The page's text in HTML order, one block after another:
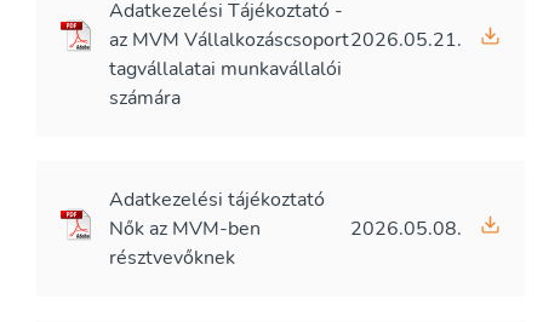
Adatkezelési Tájékoztató -
az MVM Vállalkozáscsoport
tagvállalatai munkavállalói
számára
2026.05.21.
Adatkezelési tájékoztató
Nők az MVM-ben
résztvevőknek
2026.05.08.